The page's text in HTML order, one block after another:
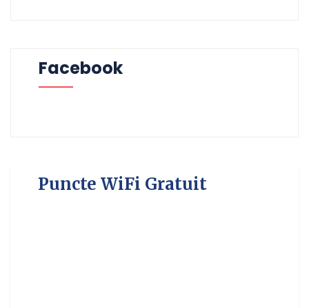
Facebook
Puncte WiFi Gratuit